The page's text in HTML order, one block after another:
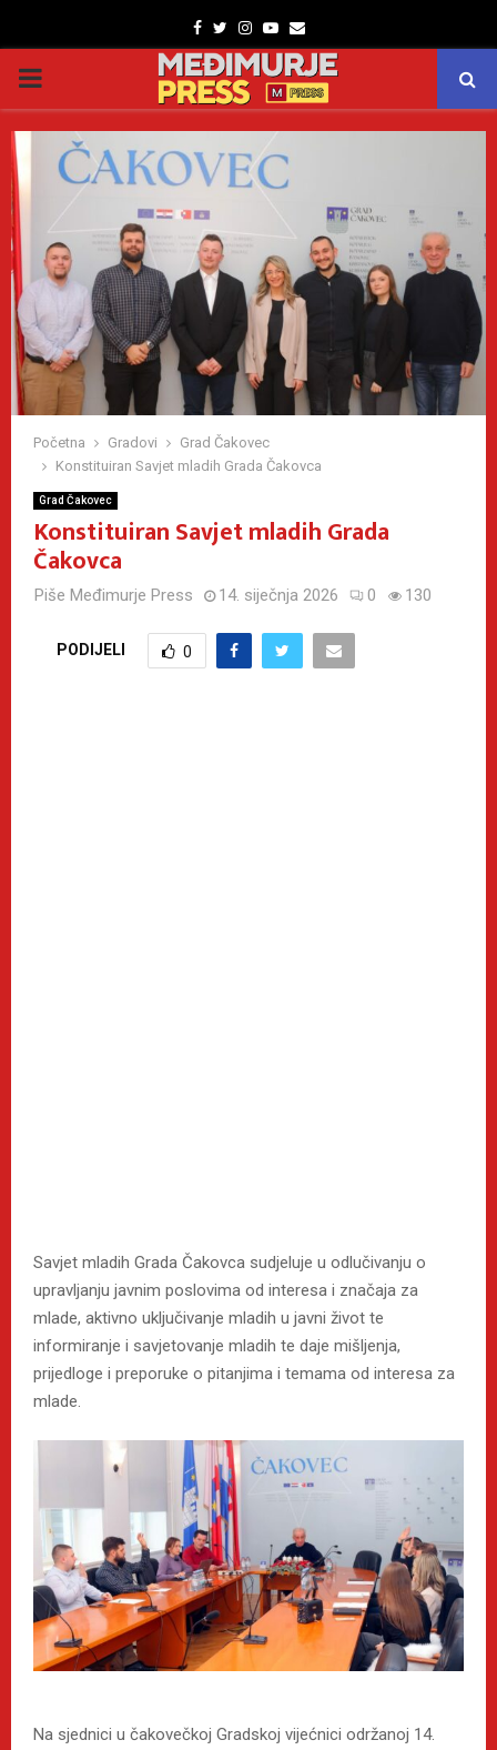
Facebook
TwitterInstagram
Youtube
Email
PRIMARY
MENU
Početna Gradovi
Grad Čakovec
Konstituiran Savjet mladih Grada Čakovca
Grad Čakovec
Konstituiran Savjet mladih Grada
Čakovca
Piše Međimurje Press 14. siječnja 2026 0 130
PODIJELI 0
Savjet mladih Grada Čakovca sudjeluje u odlučivanju o
upravljanju javnim poslovima od interesa i značaja za
mlade, aktivno uključivanje mladih u javni život te
informiranje i savjetovanje mladih te daje mišljenja,
prijedloge i preporuke o pitanjima i temama od interesa za
mlade.
Na sjednici u čakovečkoj Gradskoj vijećnici održanoj 14.